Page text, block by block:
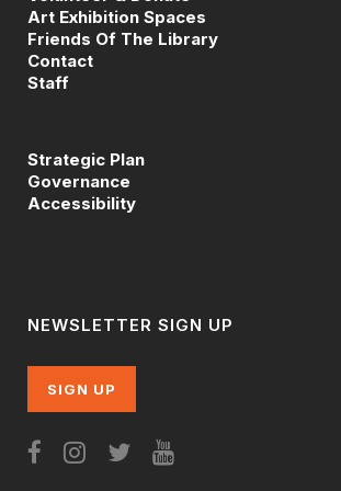
Art Exhibition Spaces
Friends Of The Library
Contact
Staff
Strategic Plan
Governance
Accessibility
NEWSLETTER SIGN UP
SIGN UP